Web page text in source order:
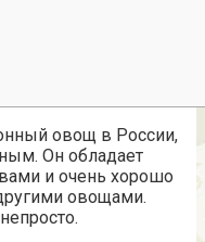
овощ в России,
Он обладает
и очень хорошо
овощами.